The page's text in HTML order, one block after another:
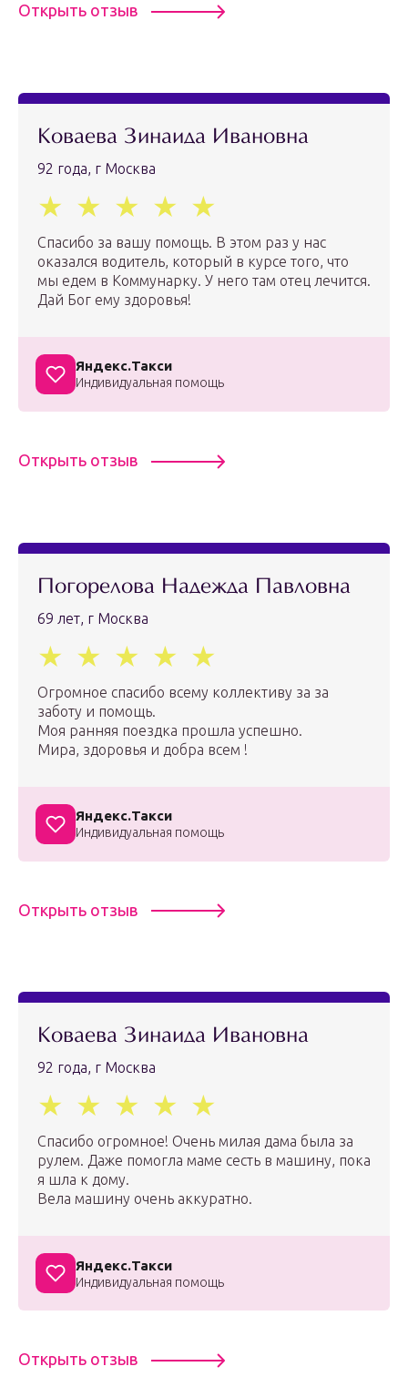
Открыть отзыв
Коваева Зинаида Ивановна
92 года, г Москва
Спасибо за вашу помощь. В этом раз у нас
оказался водитель, который в курсе того, что
мы едем в Коммунарку. У него там отец лечится.
Дай Бог ему здоровья!
Яндекс.Такси
Индивидуальная помощь
Открыть отзыв
Погорелова Надежда Павловна
69 лет, г Москва
Огромное спасибо всему коллективу за за
заботу и помощь.
Моя ранняя поездка прошла успешно.
Мира, здоровья и добра всем !
Яндекс.Такси
Индивидуальная помощь
Открыть отзыв
Коваева Зинаида Ивановна
92 года, г Москва
Спасибо огромное! Очень милая дама была за
рулем. Даже помогла маме сесть в машину, пока
я шла к дому.
Вела машину очень аккуратно.
Яндекс.Такси
Индивидуальная помощь
Открыть отзыв